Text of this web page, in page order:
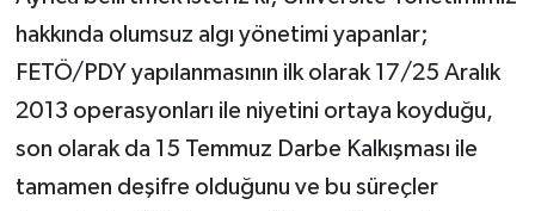
hakkında olumsuz algı yönetimi yapanlar;
FETÖ/PDY yapılanmasının ilk olarak 17/25 Aralık
2013 operasyonları ile niyetini ortaya koyduğu,
son olarak da 15 Temmuz Darbe Kalkışması ile
tamamen deşifre olduğunu ve bu süreçler